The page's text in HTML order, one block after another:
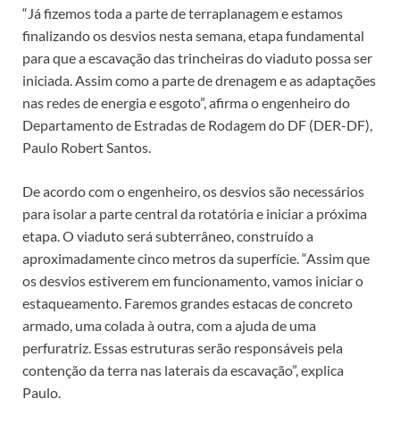
“Já fizemos toda a parte de terraplanagem e estamos
finalizando os desvios nesta semana, etapa fundamental
para que a escavação das trincheiras do viaduto possa ser
iniciada. Assim como a parte de drenagem e as adaptações
nas redes de energia e esgoto”, afirma o engenheiro do
Departamento de Estradas de Rodagem do DF (DER-DF),
Paulo Robert Santos.
De acordo com o engenheiro, os desvios são necessários
para isolar a parte central da rotatória e iniciar a próxima
etapa. O viaduto será subterrâneo, construído a
aproximadamente cinco metros da superfície. “Assim que
os desvios estiverem em funcionamento, vamos iniciar o
estaqueamento. Faremos grandes estacas de concreto
armado, uma colada à outra, com a ajuda de uma
perfuratriz. Essas estruturas serão responsáveis pela
contenção da terra nas laterais da escavação”, explica
Paulo.